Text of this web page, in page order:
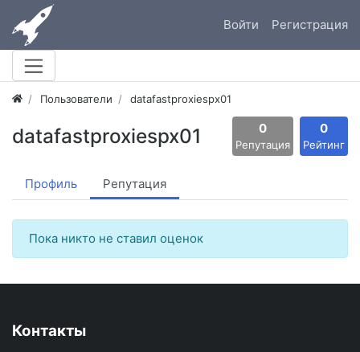
Войти Регистрация
Пользователи datafastproxiespx01
datafastproxiespx01 0
Репутация
0
Рейтинг
Профиль Репутация
Пока никто не ставил оценок
Контакты